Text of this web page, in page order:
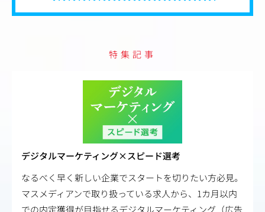
＜本ポジションの魅力＞
成果を数字で実感できます。
・マーケティング業務としての幅の広さ
・店舗（現場）に近いマーケティング
机上の分析だけではなく、店舗や顧客に近い環境でマーケ
特集記事
デジタルマーケティング×スピード選考
なるべく早く新しい企業でスタートを切りたい方必見。
マスメディアンで取り扱っている求人から、1カ月以内
での内定獲得が目指せるデジタルマーケティング（広告